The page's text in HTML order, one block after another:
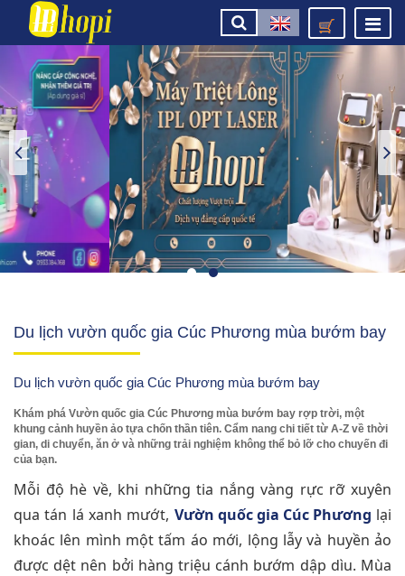
Du lịch vườn quốc gia Cúc Phương mùa bướm bay
Du lịch vườn quốc gia Cúc Phương mùa bướm bay
Khám phá Vườn quốc gia Cúc Phương mùa bướm bay rợp trời, một
khung cảnh huyền ảo tựa chốn thần tiên. Cẩm nang chi tiết từ A-Z về thời
gian, di chuyển, ăn ở và những trải nghiệm không thể bỏ lỡ cho chuyến đi
của bạn.
Mỗi độ hè về, khi những tia nắng vàng rực rỡ xuyên
qua tán lá xanh mướt, Vườn quốc gia Cúc Phương lại
khoác lên mình một tấm áo mới, lộng lẫy và huyền ảo
được dệt nên bởi hàng triệu cánh bướm dập dìu. Mùa